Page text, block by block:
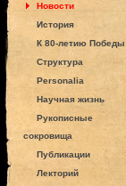
Новости
История
К 80-летию Победы
Структура
Personalia
Научная жизнь
Рукописные
сокровища
Публикации
Лекторий